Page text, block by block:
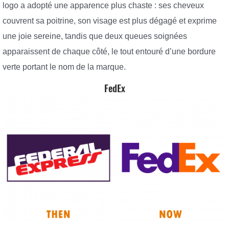
logo a adopté une apparence plus chaste : ses cheveux
couvrent sa poitrine, son visage est plus dégagé et exprime
une joie sereine, tandis que deux queues soignées
apparaissent de chaque côté, le tout entouré d’une bordure
verte portant le nom de la marque.
FedEx